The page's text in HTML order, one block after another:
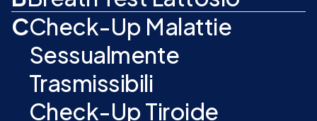
CCheck-Up Malattie
Sessualmente
Trasmissibili
Check-Up Tiroide